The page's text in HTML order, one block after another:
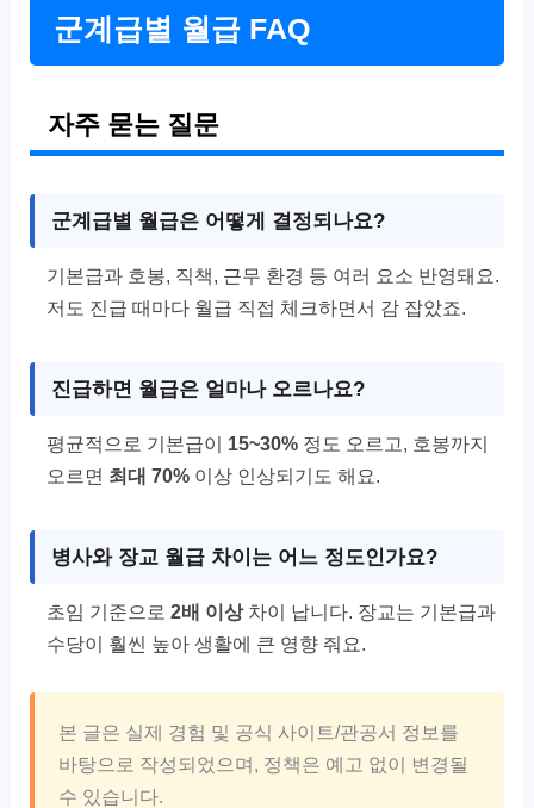
군계급별 월급 FAQ
자주 묻는 질문
군계급별 월급은 어떻게 결정되나요?
기본급과 호봉, 직책, 근무 환경 등 여러 요소 반영돼요.
저도 진급 때마다 월급 직접 체크하면서 감 잡았죠.
진급하면 월급은 얼마나 오르나요?
평균적으로 기본급이 15~30% 정도 오르고, 호봉까지
오르면 최대 70% 이상 인상되기도 해요.
병사와 장교 월급 차이는 어느 정도인가요?
초임 기준으로2배 이상차이 납니다. 장교는 기본급과
수당이 훨씬 높아 생활에 큰 영향 줘요.
본 글은 실제 경험 및 공식 사이트/관공서 정보를
바탕으로 작성되었으며, 정책은 예고 없이 변경될
수 있습니다.